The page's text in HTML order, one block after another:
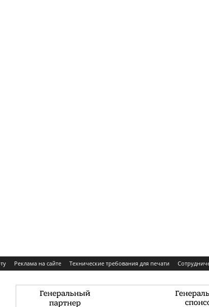
Реклама на сайте Технические требования для печати